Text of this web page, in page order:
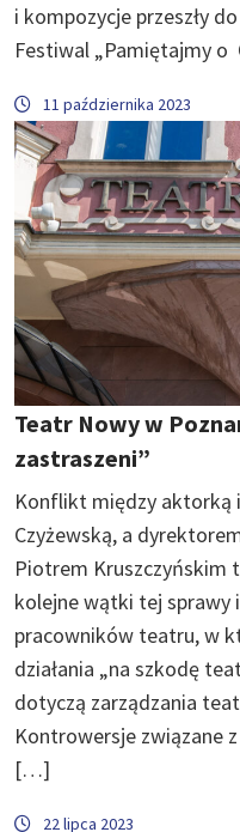
i kompozycje przeszły
Festiwal „Pamiętajmy
11 października 2023
Teatr Nowy w
zastraszeni”
Konflikt między aktorką i
Czyżewską, a
Piotrem Kruszczyńskim
kolejne wątki tej
pracowników teatru, w
działania „na szkodę
dotyczą zarządzania
Kontrowersje związane
[…]
22 lipca 2023